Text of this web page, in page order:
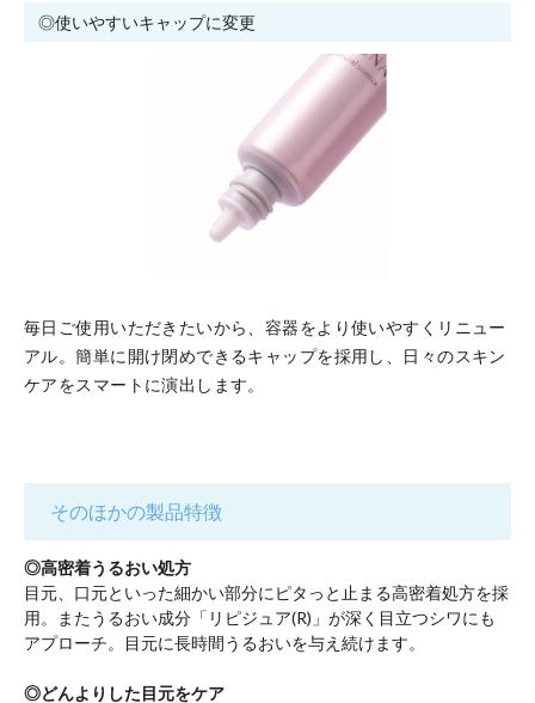
◎使いやすいキャップに変更
毎日ご使用いただきたいから、容器をより使いやすくリニュー
アル。簡単に開け閉めできるキャップを採用し、日々のスキン
ケアをスマートに演出します。
そのほかの製品特徴
◎高密着うるおい処方
目元、口元といった細かい部分にピタっと止まる高密着処方を採
用。またうるおい成分「リピジュア(R)」が深く目立つシワにも
アプローチ。目元に長時間うるおいを与え続けます。
◎どんよりした目元をケア